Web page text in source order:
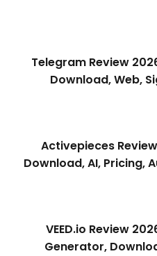
Telegram Review
Download, Web,
Activepieces
Download, AI, Pricing,
VEED.io Review
Generator,